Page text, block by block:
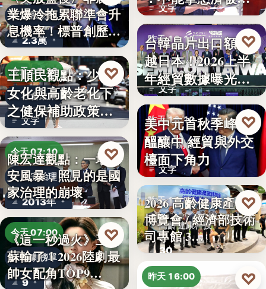
美股財經
2.3萬
業爆冷拖累聯準會升
息機率！標普創歷史
新…
今天 07:20
社會政策
文字
王順民觀點：少子
女化與高齡老化下
之健保補助政策的
解構、重…
♡
今天 07:10
食安治理
2013年
陳宏達觀點：一場食
安風暴，照見的是國
家治理的崩壞
♡
今天 07:00
影劇榜單
9
《這一秒過火》王籽
蘇輸了！2026陸劇最
帥女配角TOP9…
♡
文字
來洗白「…
昨天 18:10
半導體經貿
文字
台韓晶片出口額超
越日本！2026上半
年經貿數據曝光：
台積…
♡
昨天 18:10
美中關係
文字
美中元首秋季峰會
醞釀中 經貿與外交
檯面下角力
♡
昨天 17:59
高齡健康科技
30
2026 高齡健康產業
博覽會 / 經濟部技術
司專館 3…
♡
昨天 16:00 ♡